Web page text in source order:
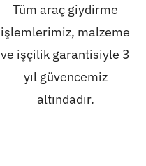
Tüm araç giydirme
işlemlerimiz, malzeme
ve işçilik garantisiyle 3
yıl güvencemiz
altındadır.